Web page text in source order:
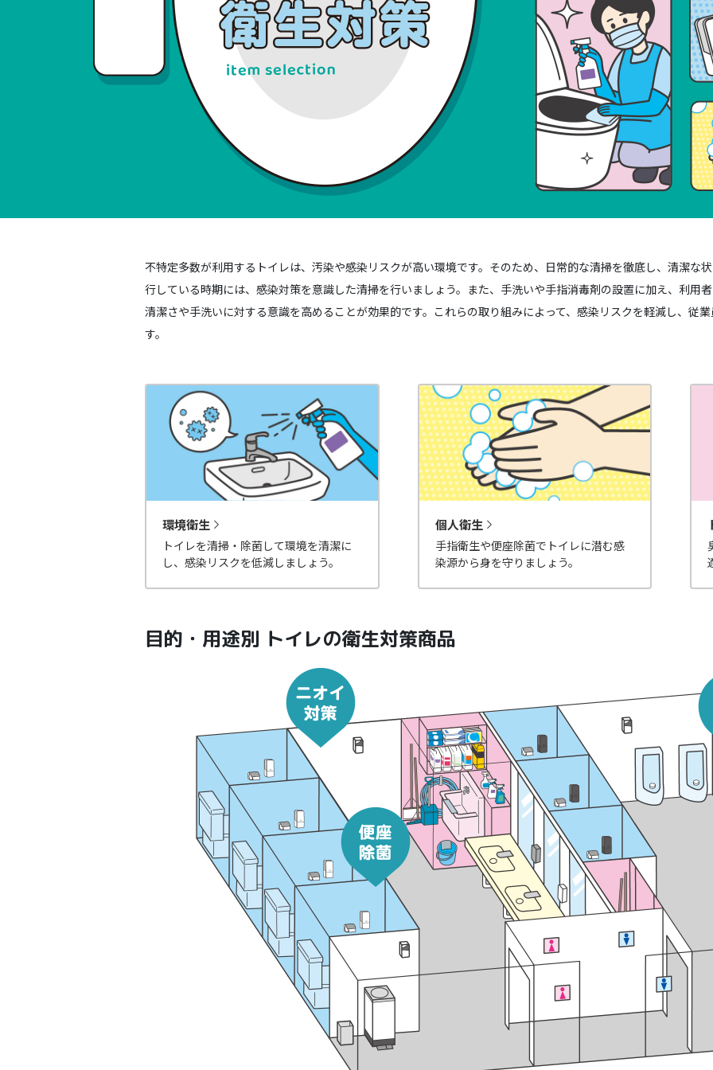
不特定多数が利用するトイレは、汚染や感染リスクが高い環境です。そのため、日常的な清掃を徹底し、清潔な
行している時期には、感染対策を意識した清掃を行いましょう。また、手洗いや手指消毒剤の設置に加え、利用
清潔さや手洗いに対する意識を高めることが効果的です。これらの取り組みによって、感染リスクを軽減し、従
す。
環境衛生
トイレを清掃・除菌して環境を清潔に
し、感染リスクを低減しましょう。
個人衛生
手指衛生や便座除菌でトイレに潜む感
染源から身を守りましょう。
目的・用途別 トイレの衛生対策商品